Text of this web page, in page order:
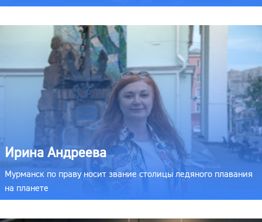
Ирина Андреева
Мурманск по праву носит звание столицы ледяного плавания
на планете